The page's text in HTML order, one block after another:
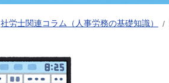
社労士関連コラム（人事労務の基礎知識）